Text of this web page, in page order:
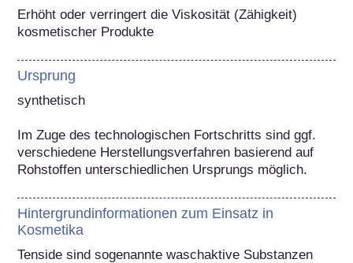
Erhöht oder verringert die Viskosität (Zähigkeit)
kosmetischer Produkte
Ursprung
synthetisch
Im Zuge des technologischen Fortschritts sind ggf.
verschiedene Herstellungsverfahren basierend auf
Rohstoffen unterschiedlichen Ursprungs möglich.
Hintergrundinformationen zum Einsatz in
Kosmetika
Tenside sind sogenannte waschaktive Substanzen